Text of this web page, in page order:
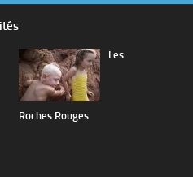
Les
Roches Rouges